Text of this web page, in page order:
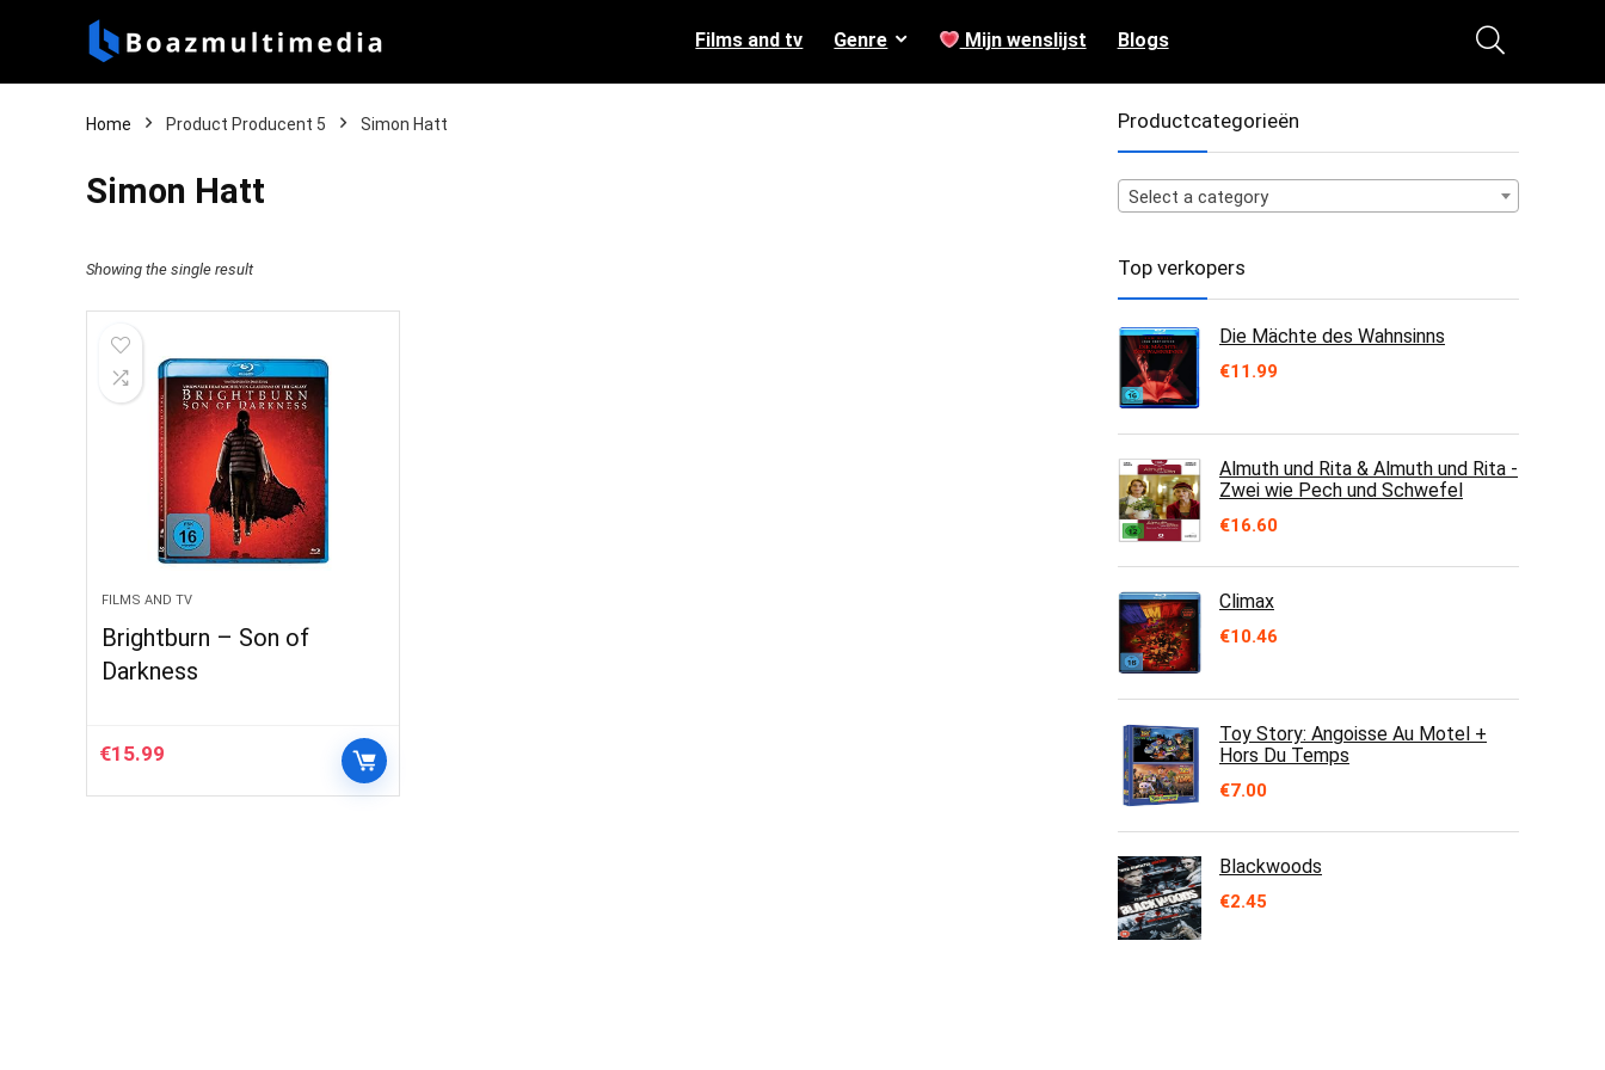
Films and tv Genre Mijn wenslijst Blogs
Home Product Producent 5 Simon Hatt
Simon Hatt
Showing the single result
FILMS AND TV
Brightburn – Son of
Darkness
€15.99
Productcategorieën
Select a category
Top verkopers
Die Mächte des Wahnsinns
€11.99
Almuth und Rita & Almuth und Rita -
Zwei wie Pech und Schwefel
€16.60
Climax
€10.46
Toy Story: Angoisse Au Motel +
Hors Du Temps
€7.00
Blackwoods
€2.45